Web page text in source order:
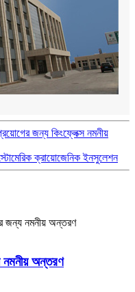
জন্য কিংফ্লেক্স নমনীয়
ক্রায়োজেনিক ইনসুলেশন
নমনীয় অন্তরণ